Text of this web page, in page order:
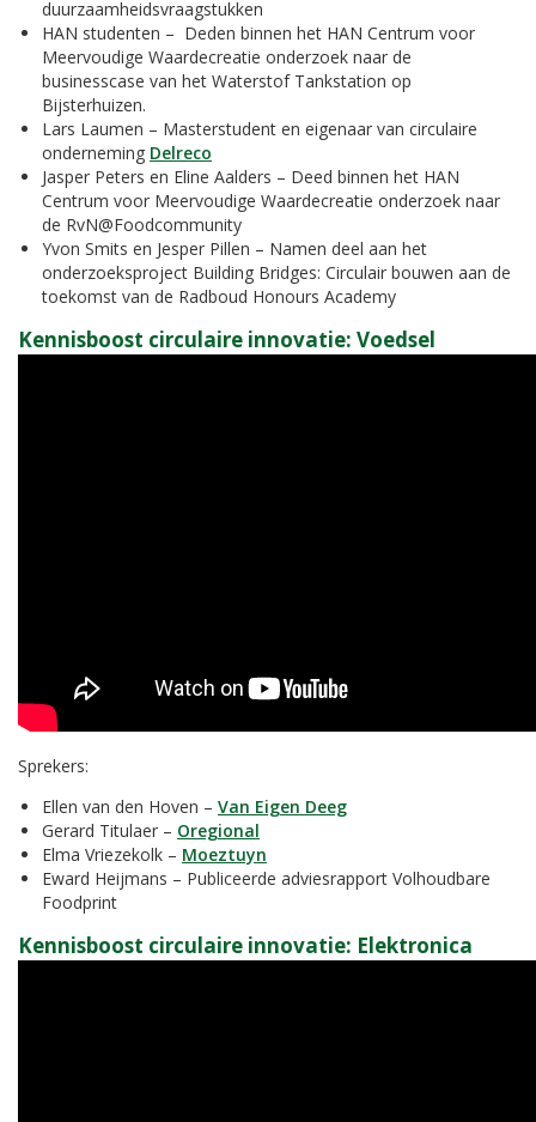
duurzaamheidsvraagstukken
HAN studenten – Deden binnen het HAN Centrum voor
Meervoudige Waardecreatie onderzoek naar de
businesscase van het Waterstof Tankstation op
Bijsterhuizen.
Lars Laumen – Masterstudent en eigenaar van circulaire
onderneming Delreco
Jasper Peters en Eline Aalders – Deed binnen het HAN
Centrum voor Meervoudige Waardecreatie onderzoek naar
de RvN@Foodcommunity
Yvon Smits en Jesper Pillen – Namen deel aan het
onderzoeksproject Building Bridges: Circulair bouwen aan de
toekomst van de Radboud Honours Academy
Kennisboost circulaire innovatie: Voedsel
Sprekers:
Ellen van den Hoven – Van Eigen Deeg
Gerard Titulaer – Oregional
Elma Vriezekolk – Moeztuyn
Eward Heijmans – Publiceerde adviesrapport Volhoudbare
Foodprint
Kennisboost circulaire innovatie: Elektronica